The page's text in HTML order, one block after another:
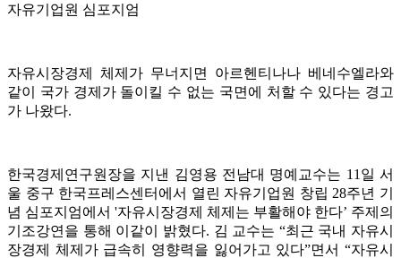
자유기업원 심포지엄
자유시장경제 체제가 무너지면 아르헨티나나 베네수엘라와
같이 국가 경제가 돌이킬 수 없는 국면에 처할 수 있다는 경고
가 나왔다.
한국경제연구원장을 지낸 김영용 전남대 명예교수는 11일 서
울 중구 한국프레스센터에서 열린 자유기업원 창립 28주년 기
념 심포지엄에서 '자유시장경제 체제는 부활해야 한다’ 주제의
기조강연을 통해 이같이 밝혔다. 김 교수는 “최근 국내 자유시
장경제 체제가 급속히 영향력을 잃어가고 있다”면서 “자유시